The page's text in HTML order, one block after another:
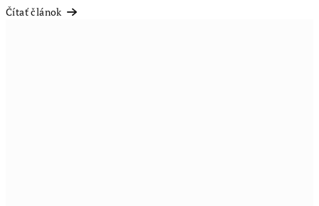
Čítať článok